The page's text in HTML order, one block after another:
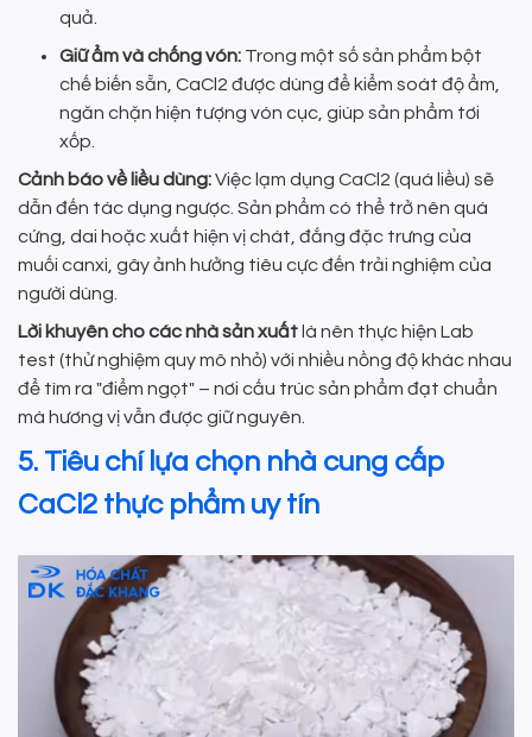
quả.
Giữ ẩm và chống vón: Trong một số sản phẩm bột
chế biến sẵn, CaCl2 được dùng để kiểm soát độ ẩm,
ngăn chặn hiện tượng vón cục, giúp sản phẩm tơi
xốp.
Cảnh báo về liều dùng:Việc lạm dụng CaCl2 (quá liều) sẽ
dẫn đến tác dụng ngược. Sản phẩm có thể trở nên quá
cứng, dai hoặc xuất hiện vị chát, đắng đặc trưng của
muối canxi, gây ảnh hưởng tiêu cực đến trải nghiệm của
người dùng.
Lời khuyên cho các nhà sản xuấtlà nên thực hiện Lab
test (thử nghiệm quy mô nhỏ) với nhiều nồng độ khác nhau
để tìm ra "điểm ngọt" – nơi cấu trúc sản phẩm đạt chuẩn
mà hương vị vẫn được giữ nguyên.
5. Tiêu chí lựa chọn nhà cung cấp
CaCl2 thực phẩm uy tín